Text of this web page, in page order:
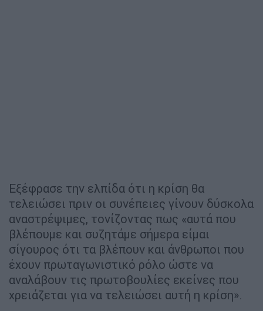
Εξέφρασε την ελπίδα ότι η κρίση θα
τελειώσει πριν οι συνέπειες γίνουν δύσκολα
αναστρέψιμες, τονίζοντας πως «αυτά που
βλέπουμε και συζητάμε σήμερα είμαι
σίγουρος ότι τα βλέπουν και άνθρωποι που
έχουν πρωταγωνιστικό ρόλο ώστε να
αναλάβουν τις πρωτοβουλίες εκείνες που
χρειάζεται για να τελειώσει αυτή η κρίση».